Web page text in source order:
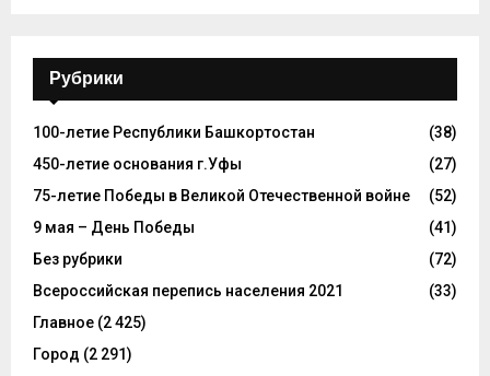
Рубрики
100-летие Республики Башкортостан
(38)
450-летие основания г.Уфы
(27)
75-летие Победы в Великой Отечественной войне
(52)
9 мая – День Победы
(41)
Без рубрики
(72)
Всероссийская перепись населения 2021
(33)
Главное (2 425)
Город (2 291)